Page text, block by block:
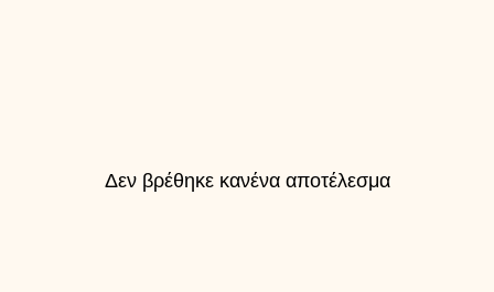
Δεν βρέθηκε κανένα αποτέλεσμα